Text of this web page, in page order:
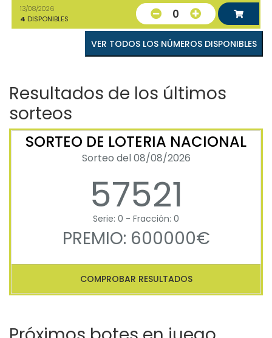
13/08/2026
4 DISPONIBLES 0
VER TODOS LOS NÚMEROS DISPONIBLES
Resultados de los últimos
sorteos
SORTEO DE LOTERIA NACIONAL
Sorteo del 08/08/2026
57521
Serie: 0 - Fracción: 0
PREMIO: 600000€
COMPROBAR RESULTADOS